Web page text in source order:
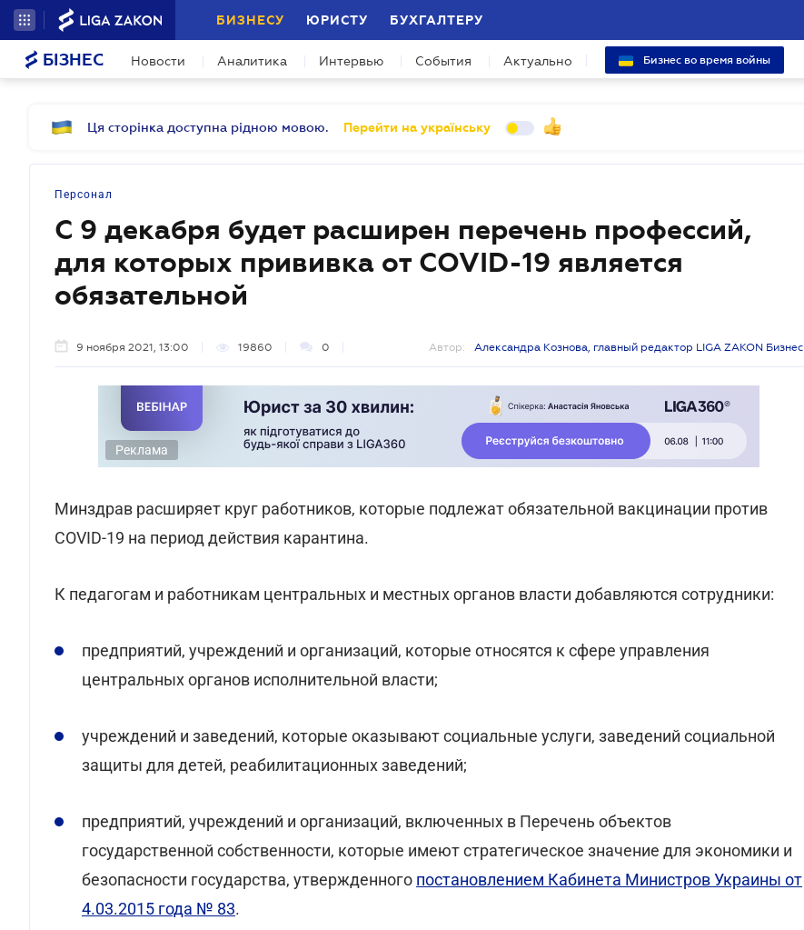
БИЗНЕСУ ЮРИСТУ БУХГАЛТЕРУ
БІЗНЕС Новости Аналитика Интервью События Актуально Бизнес во время войны
Ця сторінка доступна рідною мовою. Перейти на українську
Персонал
С 9 декабря будет расширен перечень профессий,
для которых прививка от COVID-19 является
обязательной
9 ноября 2021, 13:00 19860 0 Автор: Александра Кознова, главный редактор LIGA ZAKON Бизнес
Реклама
Минздрав расширяет круг работников, которые подлежат обязательной вакцинации против
COVID-19 на период действия карантина.
К педагогам и работникам центральных и местных органов власти добавляются сотрудники:
предприятий, учреждений и организаций, которые относятся к сфере управления
центральных органов исполнительной власти;
учреждений и заведений, которые оказывают социальные услуги, заведений социальной
защиты для детей, реабилитационных заведений;
предприятий, учреждений и организаций, включенных в Перечень объектов
государственной собственности, которые имеют стратегическое значение для экономики и
безопасности государства, утвержденного постановлением Кабинета Министров Украины от
4.03.2015 года № 83.